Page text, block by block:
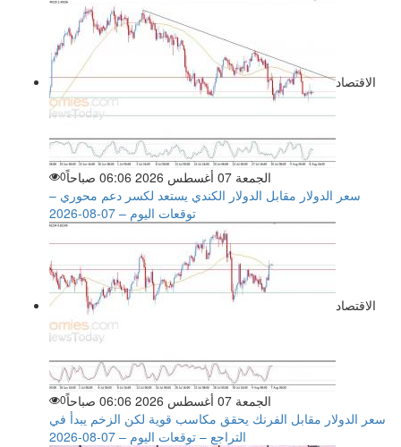
الاقتصاد
الجمعة 07 أغسطس 2026 06:06 صباحاً 0
سعر الدولار مقابل الدولار الكندي يستعد لكسر دعم محوري –
توقعات اليوم – 07-08-2026
الاقتصاد
الجمعة 07 أغسطس 2026 06:06 صباحاً 0
سعر الدولار مقابل الفرنك يحقق مكاسب قوية لكن الزخم يبدأ في
التراجع – توقعات اليوم – 07-08-2026